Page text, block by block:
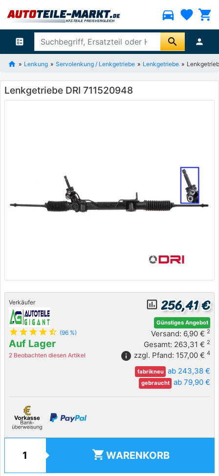
directions_car favorite shopping_cart
ballot search person
Lenkung Servolenkung / Lenkgetriebe Lenkgetriebe
Lenkgetriebe DRI 711520948
Verkäufer
star star star star star_half (96 %)
Auf Lager
2 Beobachten diesen Artikel
insert_chart_outlined 256,41 €
Günstiges Angebot
Versand: 6,90 € 2
Gesamt: 263,31 € 2
info zzgl. Pfand: 157,00 € 4
fabrikneu ab 243,38 €
gebraucht ab 79,90 €
shopping_cart WARENKORB